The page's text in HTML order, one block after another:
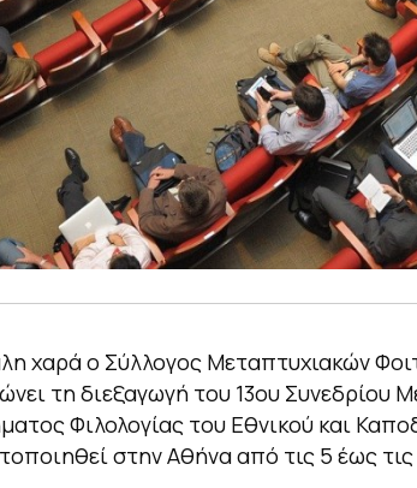
χαρά ο Σύλλογος Μεταπτυχιακών
τη διεξαγωγή του 13ου
Φιλολογίας του Εθνικού και
στην Αθήνα από τις 5 έως